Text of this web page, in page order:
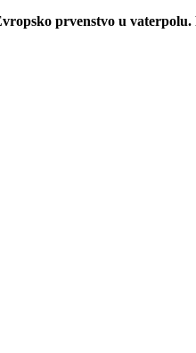
prvenstvo u